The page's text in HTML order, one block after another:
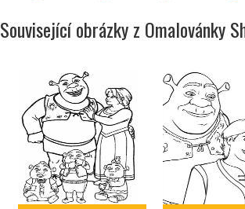
Související obrázky z Omalovánky